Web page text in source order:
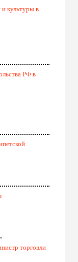
и культуры в
РФ в
торговли